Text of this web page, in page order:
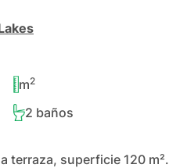
m2
2 baños
terraza, superficie 120 m².